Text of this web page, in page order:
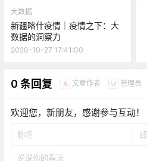
大数据
新疆喀什疫情｜疫情之下：大
数据的洞察力
2020-10-27 17:41:00
0 条回复 A 文章作者 M 管理员
欢迎您，新朋友，感谢参与互动！